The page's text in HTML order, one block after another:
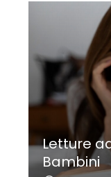
Letture
Bambini